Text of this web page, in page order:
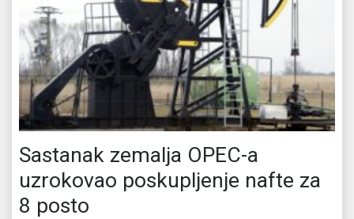
Sastanak zemalja OPEC-a
uzrokovao poskupljenje nafte za
8 posto